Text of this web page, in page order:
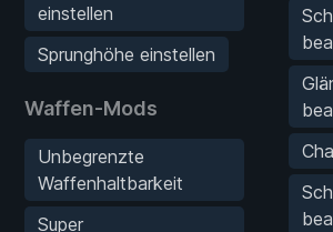
einstellen
Sprunghöhe einstellen
Waffen-Mods
Unbegrenzte
Waffenhaltbarkeit
Super